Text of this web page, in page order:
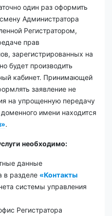
один раз оформить
Администратора
Регистратором,
прав
зарегистрированных на
будет производить
кабинет. Принимающей
заявление не
на упрощенную передачу
имени находится
.
необходимо:
данные
в разделе «Контакты
системы управления
Регистратора